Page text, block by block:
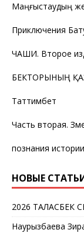
Маңғыстаудың
Приключения
ЧАШИ. Второе
БЕКТОРЫНЫҢ
Таттимбет
Часть вторая.
познания
НОВЫЕ
2026 ТАЛАСБЕК
Наурызбаева